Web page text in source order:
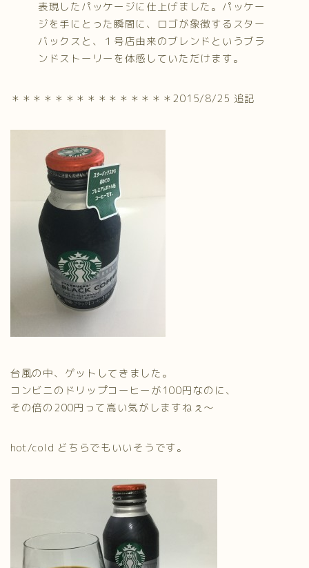
表現したパッケージに仕上げました。パッケー
ジを手にとった瞬間に、ロゴが象徴するスター
バックスと、１号店由来のブレンドというブラ
ンドストーリーを体感していただけます。
＊＊＊＊＊＊＊＊＊＊＊＊＊＊＊2015/8/25 追記
台風の中、ゲットしてきました。
コンビニのドリップコーヒーが100円なのに、
その倍の200円って高い気がしますねぇ〜
hot/cold どちらでもいいそうです。